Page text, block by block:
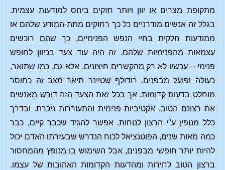
מתקופת מצרים או יוון ויותר חזקים ביחס למודעות עצמית.
בגלל זה אנשים מודרניים כל כך רחוקים מתת-המודע שלהם או
ממודעות חלקית בחיי הנפש הפנימיים, כך שהם רוכשים
עצמאות מהפנימיות שלהם. זה היה עוד צעד בכיוון לחופש
פנימי – עכשיו לא רק מהקשרים חיצונים, אלא גם, כמו שתואר,
כעולה ופועל מבפנים. רודולף שטיינר תיאר מצב זה כחוסר
מוחלט בדעות קדומות. אך בכל זאת הצעד הזה דורש מאנשים
את רצונם הטוב, אקטיביות פנימית והתעוררות ניכרת. ובדרך
כלל מנופץ ע"י הרצון לנוחות. אפשר להגיד שכבר קיים, כבר
כמה מאות שנים, הפוטנציאל לכוח הנדרש שבעזרתו האדם יכול
להיות יותר חופשי מבפנים, אבל השימוש בו מנופץ מהמחסור
ברצון הטוב לחירות ומהדעות הקדומות האהובות של עצמו.